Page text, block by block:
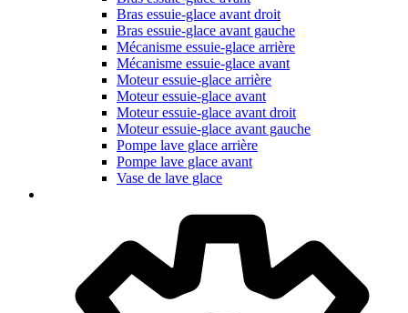
Bras essuie-glace avant droit
Bras essuie-glace avant gauche
Mécanisme essuie-glace arrière
Mécanisme essuie-glace avant
Moteur essuie-glace arrière
Moteur essuie-glace avant
Moteur essuie-glace avant droit
Moteur essuie-glace avant gauche
Pompe lave glace arrière
Pompe lave glace avant
Vase de lave glace